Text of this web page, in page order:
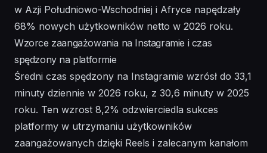
w Azji Południowo-Wschodniej i Afryce napędzały
68% nowych użytkowników netto w 2026 roku.
Wzorce zaangażowania na Instagramie i czas
spędzony na platformie
Średni czas spędzony na Instagramie wzrósł do 33,1
minuty dziennie w 2026 roku, z 30,6 minuty w 2025
roku. Ten wzrost 8,2% odzwierciedla sukces
platformy w utrzymaniu użytkowników
zaangażowanych dzięki Reels i zalecanym kanałom